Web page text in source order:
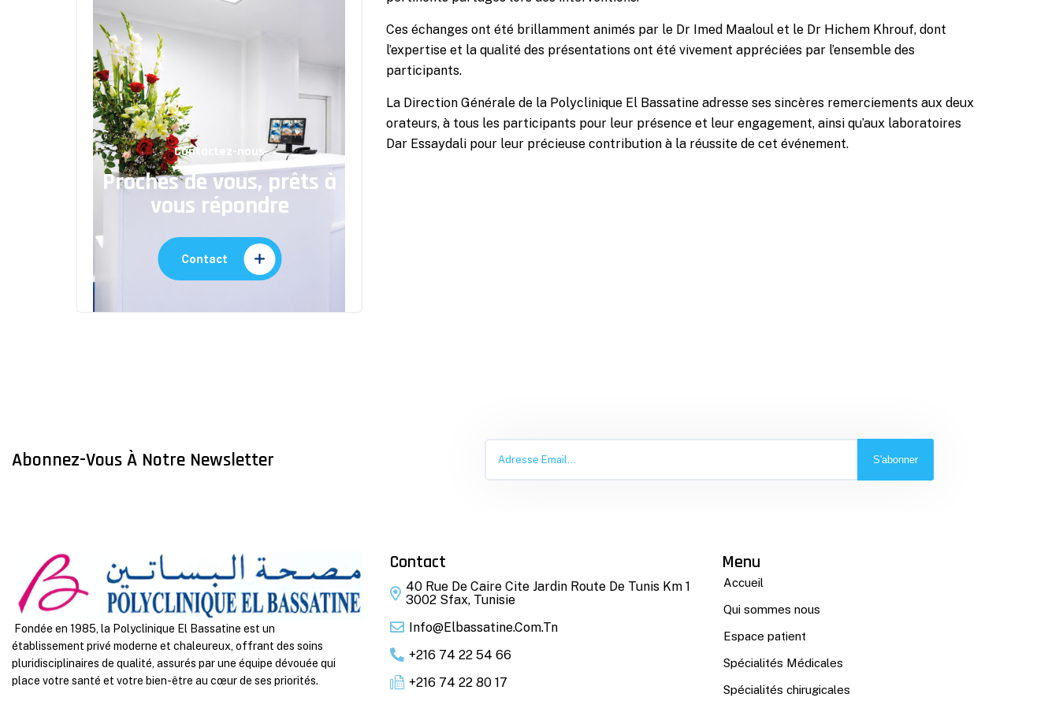
Contactez-nous
Proches de vous, prêts à
vous répondre
Contact
Ces échanges ont été brillamment animés par le Dr Imed Maaloul et le Dr Hichem Khrouf, dont
l’expertise et la qualité des présentations ont été vivement appréciées par l’ensemble des
participants.
La Direction Générale de la Polyclinique El Bassatine adresse ses sincères remerciements aux deux
orateurs, à tous les participants pour leur présence et leur engagement, ainsi qu’aux laboratoires
Dar Essaydali pour leur précieuse contribution à la réussite de cet événement.
Abonnez-Vous À Notre Newsletter S'abonner
Fondée en 1985, la Polyclinique El Bassatine est un
établissement privé moderne et chaleureux, offrant des soins
pluridisciplinaires de qualité, assurés par une équipe dévouée qui
place votre santé et votre bien-être au cœur de ses priorités.
Contact
40 Rue De Caire Cite Jardin Route De Tunis Km 1
3002 Sfax, Tunisie
Info@elbassatine.com.tn
+216 74 22 54 66
+216 74 22 80 17
Menu
Accueil
Qui sommes nous
Espace patient
Spécialités Médicales
Spécialités chirugicales